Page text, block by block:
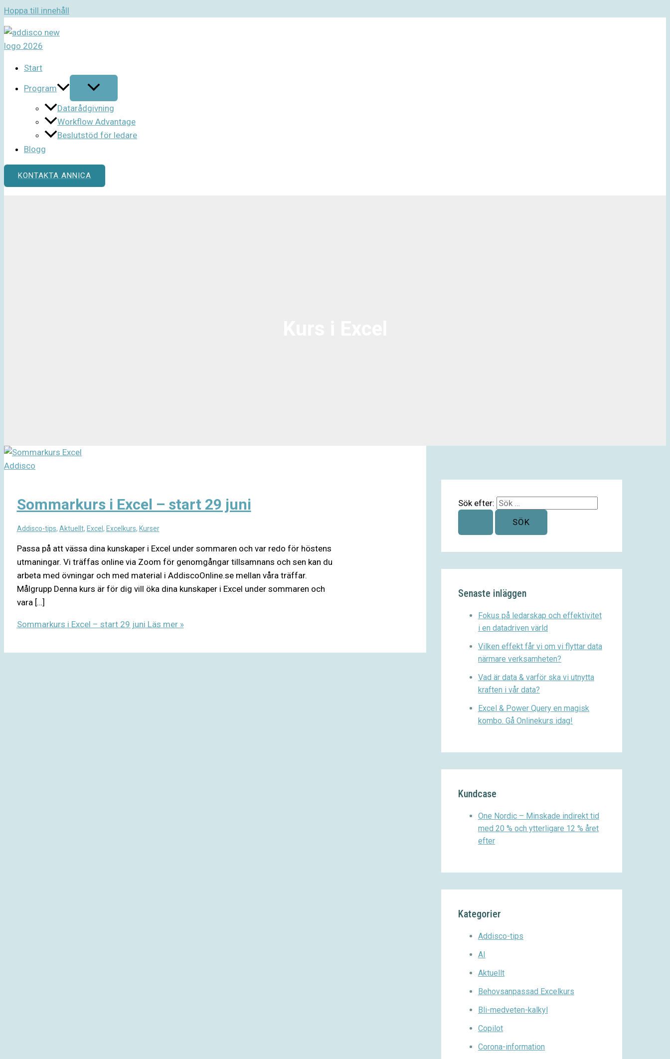
Hoppa till innehåll
Start
Program
Datarådgivning
Workflow Advantage
Beslutstöd för ledare
Blogg
KONTAKTA ANNICA
Sommarkurs i Excel – start 29 juni
Addisco-tips, Aktuellt, Excel , Excelkurs, Kurser
Passa på att vässa dina kunskaper i Excel under sommaren och var redo för höstens
utmaningar. Vi träffas online via Zoom för genomgångar tillsamnans och sen kan du
arbeta med övningar och med material i AddiscoOnline.se mellan våra träffar.
Målgrupp Denna kurs är för dig vill öka dina kunskaper i Excel under sommaren och
vara […]
Sommarkurs i Excel – start 29 juni Läs mer »
Sök efter:
Senaste inläggen
Fokus på ledarskap och effektivitet
i en datadriven värld
Vilken effekt får vi om vi flyttar data
närmare verksamheten?
Vad är data & varför ska vi utnytta
kraften i vår data?
Excel & Power Query en magisk
kombo. Gå Onlinekurs idag!
Kundcase
One Nordic – Minskade indirekt tid
med 20 % och ytterligare 12 % året
efter
Kategorier
Addisco-tips
AI
Aktuellt
Behovsanpassad Excelkurs
Bli-medveten-kalkyl
Copilot
Corona-information